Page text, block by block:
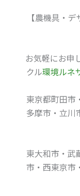
【農機具・
お気軽にお申
クル環境ルネ
東京都町田市
多摩市・立川
東大和市・武
市・西東京市